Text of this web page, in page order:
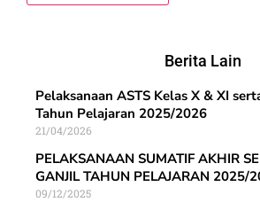
Berita Lain
Pelaksanaan ASTS Kelas X & XI
Tahun Pelajaran 2025/2026
21/04/2026
PELAKSANAAN SUMATIF AKHIR
GANJIL TAHUN PELAJARAN 2025/
09/12/2025